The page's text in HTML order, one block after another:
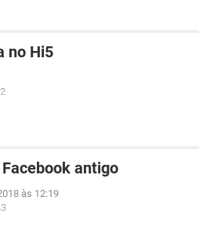
no Hi5
antigo
às 12:19